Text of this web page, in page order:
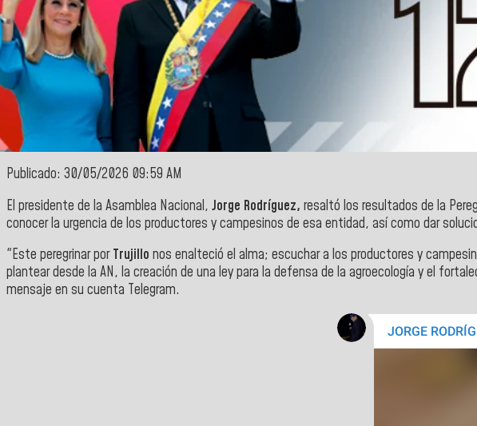
Publicado: 30/05/2026 09:59 AM
El presidente de la Asamblea Nacional, Jorge Rodríguez, resaltó los resultados de la
conocer la urgencia de los productores y campesinos de esa entidad, así como dar
"Este peregrinar porTrujillo nos enalteció el alma; escuchar a los productores y
plantear desde la AN, la creación de una ley para la defensa de la agroecología y el
mensaje en su cuenta Telegram.